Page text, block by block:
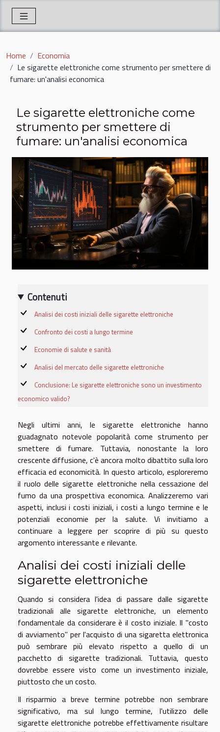
Home
Economia
Le sigarette elettroniche come strumento per smettere di
fumare: un'analisi economica
Le sigarette elettroniche come
strumento per smettere di
fumare: un'analisi economica
Contenuti
Analisi dei costi iniziali delle sigarette elettroniche
Confronto dei costi a lungo termine
Economie di salute e sanità
Analisi del mercato delle sigarette elettroniche
Conclusione: Le sigarette elettroniche sono un investimento
economico valido?
Negli ultimi anni, le sigarette elettroniche hanno
guadagnato notevole popolarità come strumento per
smettere di fumare. Tuttavia, nonostante la loro
crescente diffusione, c'è ancora molto dibattito sulla loro
efficacia ed economicità. In questo articolo, esploreremo
il ruolo delle sigarette elettroniche nella cessazione del
fumo da una prospettiva economica. Analizzeremo vari
aspetti, inclusi i costi iniziali, i costi a lungo termine e le
potenziali economie per la salute. Vi invitiamo a
continuare a leggere per scoprire di più su questo
argomento interessante e rilevante.
Analisi dei costi iniziali delle
sigarette elettroniche
Quando si considera l'idea di passare dalle sigarette
tradizionali alle sigarette elettroniche, un elemento
fondamentale da considerare è il costo iniziale. Il "costo
di avviamento" per l'acquisto di una sigaretta elettronica
può sembrare più elevato rispetto a quello di un
pacchetto di sigarette tradizionali. Tuttavia, questo
dovrebbe essere visto come un investimento iniziale,
piuttosto che un costo.
Il risparmio a breve termine potrebbe non sembrare
significativo, ma sul lungo termine, l'utilizzo delle
sigarette elettroniche potrebbe effettivamente risultare